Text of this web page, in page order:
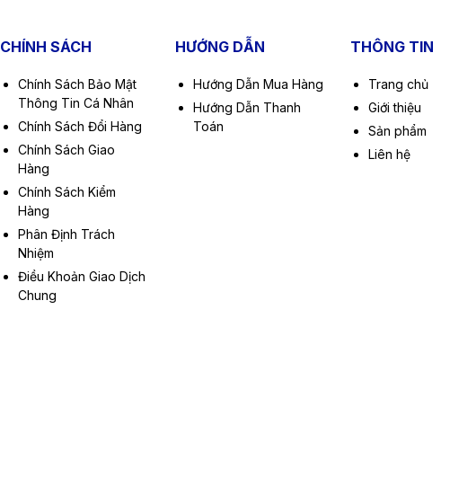
CHÍNH SÁCH
Chính Sách Bảo Mật
Thông Tin Cá Nhân
Chính Sách Đổi Hàng
Chính Sách Giao
Hàng
Chính Sách Kiểm
Hàng
Phân Định Trách
Nhiệm
Điều Khoản Giao Dịch
Chung
HƯỚNG DẪN
Hướng Dẫn Mua Hàng
Hướng Dẫn Thanh
Toán
THÔNG TIN
Trang chủ
Giới thiệu
Sản phẩm
Liên hệ